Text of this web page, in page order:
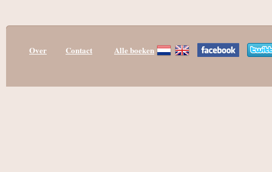
Over Contact Alle boeken